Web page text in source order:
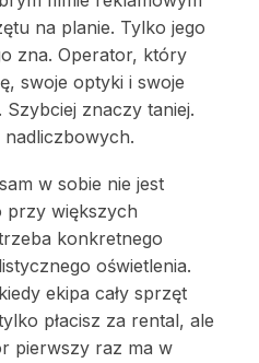
na planie. Tylko jego
zna. Operator, który
swoje optyki i swoje
Szybciej znaczy taniej.
nadliczbowych.
w sobie nie jest
przy większych
konkretnego
oświetlenia.
ekipa cały sprzęt
płacisz za rental, ale
pierwszy raz ma w